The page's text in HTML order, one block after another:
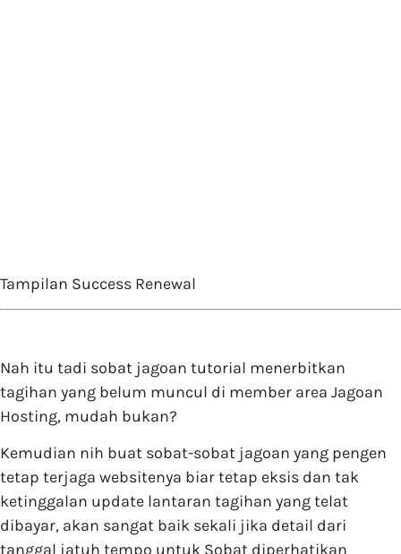
Tampilan Success Renewal
Nah itu tadi sobat jagoan tutorial menerbitkan
tagihan yang belum muncul di member area Jagoan
Hosting, mudah bukan?
Kemudian nih buat sobat-sobat jagoan yang pengen
tetap terjaga websitenya biar tetap eksis dan tak
ketinggalan update lantaran tagihan yang telat
dibayar, akan sangat baik sekali jika detail dari
tanggal jatuh tempo untuk Sobat diperhatikan